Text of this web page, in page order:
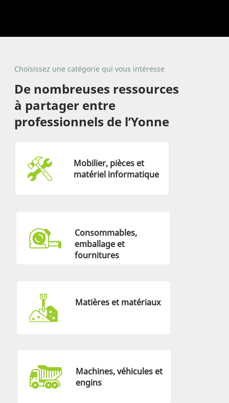
Choisissez une catégorie qui vous intéresse
De nombreuses ressources
à partager entre
professionnels de l’Yonne
Mobilier, pièces et
matériel informatique
Consommables,
emballage et
fournitures
Matières et matériaux
Machines, véhicules et
engins